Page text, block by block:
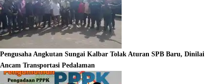
Pengusaha Angkutan Sungai Kalbar Tolak Aturan SPB Baru, Dinilai
Ancam Transportasi Pedalaman